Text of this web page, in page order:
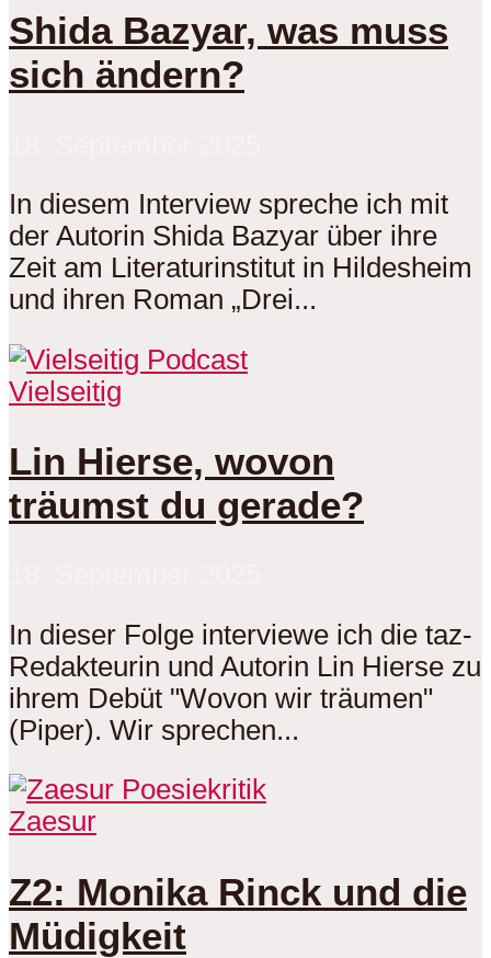
Shida Bazyar, was muss
sich ändern?
In diesem Interview spreche ich mit
der Autorin Shida Bazyar über ihre
Zeit am Literaturinstitut in Hildesheim
und ihren Roman „Drei...
Vielseitig
Lin Hierse, wovon
träumst du gerade?
In dieser Folge interviewe ich die taz-
Redakteurin und Autorin Lin Hierse zu
ihrem Debüt "Wovon wir träumen"
(Piper). Wir sprechen...
Zaesur
Z2: Monika Rinck und die
Müdigkeit